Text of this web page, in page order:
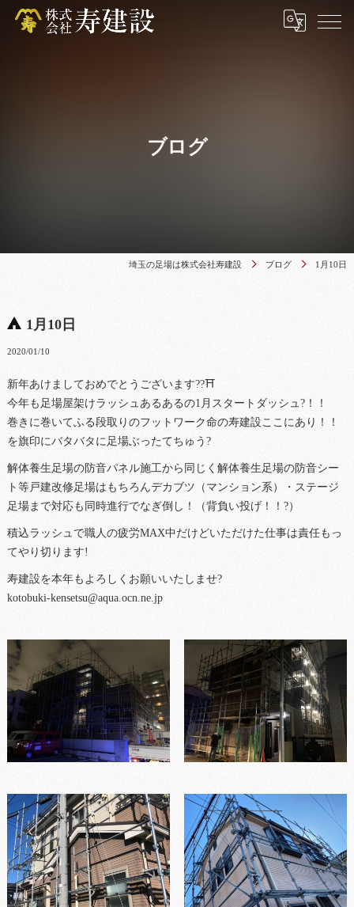
ブログ
埼玉の足場は株式会社寿建設 ブログ 1月10日
1月10日
2020/01/10
新年あけましておめでとうございます??⛩
今年も足場屋架けラッシュあるあるの1月スタートダッシュ?！！
巻きに巻いてふる段取りのフットワーク命の寿建設ここにあり！！
を旗印にバタバタに足場ぶったてちゅう?
解体養生足場の防音パネル施工から同じく解体養生足場の防音シー
ト等戸建改修足場はもちろんデカブツ（マンション系）・ステージ
足場まで対応も同時進行でなぎ倒し！（背負い投げ！！?）
積込ラッシュで職人の疲労MAX中だけどいただけた仕事は責任もっ
てやり切ります!
寿建設を本年もよろしくお願いいたしませ?
kotobuki-kensetsu@aqua.ocn.ne.jp